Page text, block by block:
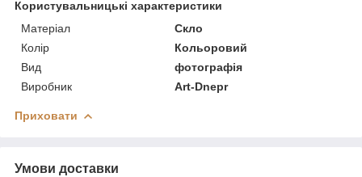
Користувальницькі характеристики
Матеріал
Скло
Колір
Кольоровий
Вид
фотографія
Виробник
Art-Dnepr
Приховати
Умови доставки